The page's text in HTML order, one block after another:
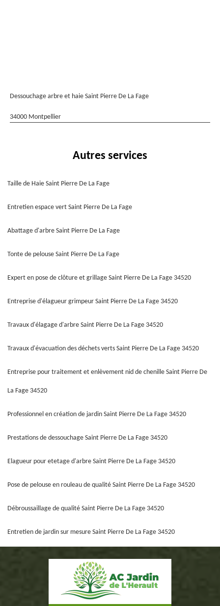
Dessouchage arbre et haie Saint Pierre De La Fage
34000 Montpellier
Autres services
Taille de Haie Saint Pierre De La Fage
Entretien espace vert Saint Pierre De La Fage
Abattage d'arbre Saint Pierre De La Fage
Tonte de pelouse Saint Pierre De La Fage
Expert en pose de clôture et grillage Saint Pierre De La Fage 34520
Entreprise d'élagueur grimpeur Saint Pierre De La Fage 34520
Travaux d'élagage d'arbre Saint Pierre De La Fage 34520
Travaux d'évacuation des déchets verts Saint Pierre De La Fage 34520
Entreprise pour traitement et enlèvement nid de chenille Saint Pierre De
La Fage 34520
Professionnel en création de jardin Saint Pierre De La Fage 34520
Prestations de dessouchage Saint Pierre De La Fage 34520
Elagueur pour etetage d'arbre Saint Pierre De La Fage 34520
Pose de pelouse en rouleau de qualité Saint Pierre De La Fage 34520
Débroussaillage de qualité Saint Pierre De La Fage 34520
Entretien de jardin sur mesure Saint Pierre De La Fage 34520